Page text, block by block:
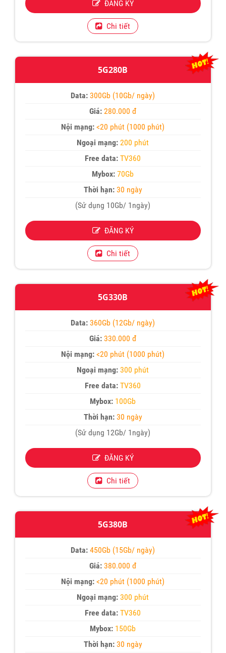
ĐĂNG KÝ
Chi tiết
5G280B
Data: 300Gb (10Gb/ ngày)
Giá:280.000 đ
Nội mạng: <20 phút (1000 phút)
Ngoại mạng: 200 phút
Free data: TV360
Mybox: 70Gb
Thời hạn:30 ngày
(Sử dụng 10Gb/ 1ngày)
ĐĂNG KÝ
Chi tiết
5G330B
Data: 360Gb (12Gb/ ngày)
Giá:330.000 đ
Nội mạng: <20 phút (1000 phút)
Ngoại mạng: 300 phút
Free data: TV360
Mybox: 100Gb
Thời hạn:30 ngày
(Sử dụng 12Gb/ 1ngày)
ĐĂNG KÝ
Chi tiết
5G380B
Data: 450Gb (15Gb/ ngày)
Giá:380.000 đ
Nội mạng: <20 phút (1000 phút)
Ngoại mạng: 300 phút
Free data: TV360
Mybox: 150Gb
Thời hạn:30 ngày